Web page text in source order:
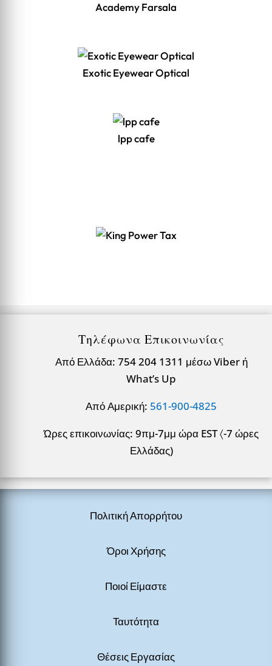
Academy Farsala
Exotic Eyewear Optical
lpp cafe
Τηλέφωνα Επικοινωνίας
Από Ελλάδα: 754 204 1311 μέσω Viber ή
What’s Up
Από Αμερική: 561-900-4825
Ώρες επικοινωνίας: 9πμ-7μμ ώρα EST 〈-7 ώρες
Ελλάδας)
Πολιτική Απορρήτου
Όροι Χρήσης
Ποιοί Είμαστε
Ταυτότητα
Θέσεις Εργασίας